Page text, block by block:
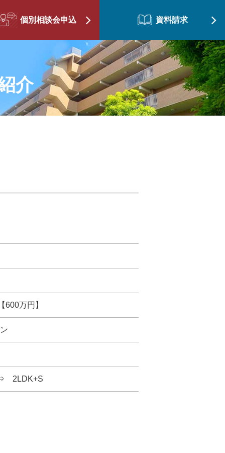
個別相談会申込 資料請求
介
600万円】
2LDK+S